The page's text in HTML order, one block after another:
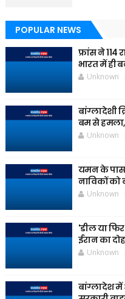
POPULAR NEWS
फ्रांस ने
भारत में ही
Unknown
बांग्लादेशी
बम से हमला,
Unknown
यमन के पास
नाविकों को
Unknown
'डील या
ईरान का
Unknown
बांग्लादेश